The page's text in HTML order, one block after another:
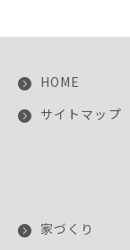
HOME
サイトマップ
家づくり